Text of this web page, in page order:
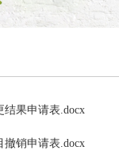
结果申请表.docx
撤销申请表.docx